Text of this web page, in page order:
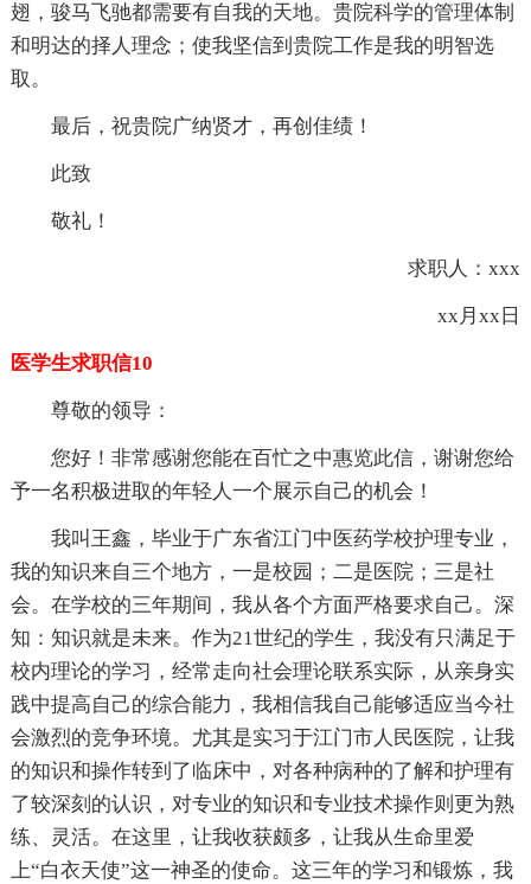
翅，骏马飞驰都需要有自我的天地。贵院科学的管理体制
和明达的择人理念；使我坚信到贵院工作是我的明智选
取。
最后，祝贵院广纳贤才，再创佳绩！
此致
敬礼！
求职人：xxx
xx月xx日
医学生求职信10
尊敬的领导：
您好！非常感谢您能在百忙之中惠览此信，谢谢您给
予一名积极进取的年轻人一个展示自己的机会！
我叫王鑫，毕业于广东省江门中医药学校护理专业，
我的知识来自三个地方，一是校园；二是医院；三是社
会。在学校的三年期间，我从各个方面严格要求自己。深
知：知识就是未来。作为21世纪的学生，我没有只满足于
校内理论的学习，经常走向社会理论联系实际，从亲身实
践中提高自己的综合能力，我相信我自己能够适应当今社
会激烈的竞争环境。尤其是实习于江门市人民医院，让我
的知识和操作转到了临床中，对各种病种的了解和护理有
了较深刻的认识，对专业的知识和专业技术操作则更为熟
练、灵活。在这里，让我收获颇多，让我从生命里爱
上“白衣天使”这一神圣的使命。这三年的学习和锻炼，我